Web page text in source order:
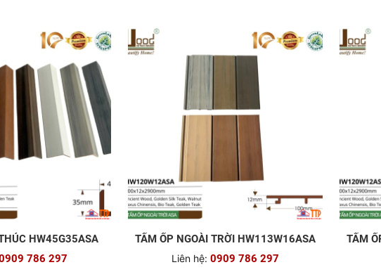
HW45G35ASA
786 297
TẤM ỐP NGOÀI TRỜI HW113W16ASA
Liên hệ: 0909 786 297
TẤM